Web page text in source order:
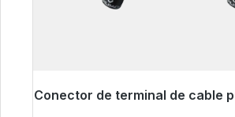
Conector de terminal de cable
Listo para envío inmediato,